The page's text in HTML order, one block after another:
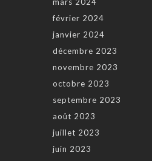
février 2024
janvier 2024
décembre 2023
novembre 2023
octobre 2023
septembre 2023
août 2023
juillet 2023
juin 2023